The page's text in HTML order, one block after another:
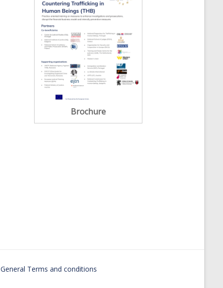
Brochure
General Terms and conditions